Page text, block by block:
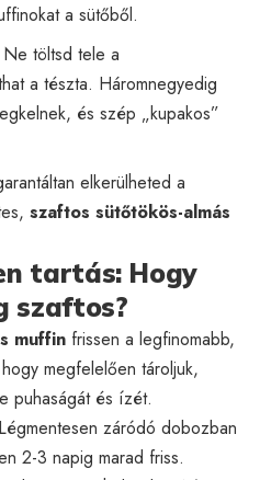
a sütőből.
Ne töltsd tele a
a tészta. Háromnegyedig
és szép „kupakos”
elkerülheted a
szaftos sütőtökös-almás
tartás: Hogy
szaftos?
muffin frissen a legfinomabb,
megfelelően tároljuk,
puhaságát és ízét.
Légmentesen záródó dobozban
2-3 napig marad friss.